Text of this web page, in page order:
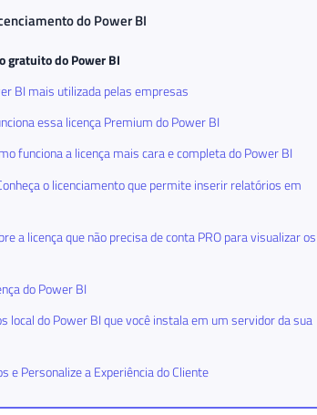
do Power BI
gratuito do Power BI
BI mais utilizada pelas empresas
essa licença Premium do Power BI
funciona a licença mais cara e completa do Power BI
o licenciamento que permite inserir relatórios em
a licença que não precisa de conta PRO para visualizar os
do Power BI
do Power BI que você instala em um servidor da sua
e Personalize a Experiência do Cliente